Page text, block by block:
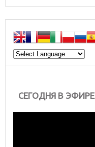
СЕГОДНЯ В ЭФИРЕ